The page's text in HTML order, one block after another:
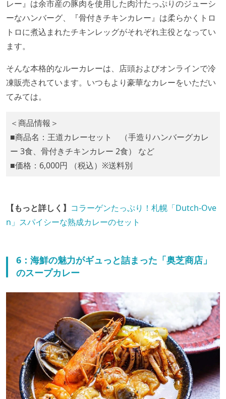
レー』は余市産の豚肉を使用した肉汁たっぷりのジューシ
ーなハンバーグ、『骨付きチキンカレー』は柔らかくトロ
トロに煮込まれたチキンレッグがそれぞれ主役となってい
ます。
そんな本格的なルーカレーは、店頭およびオンラインで冷
凍販売されています。いつもより豪華なカレーをいただい
てみては。
＜商品情報＞
■商品名：王道カレーセット （手造りハンバーグカレ
ー 3食、骨付きチキンカレー 2食） など
■価格：6,000円 （税込）※送料別
【もっと詳しく】 コラーゲンたっぷり！札幌「Dutch-Ove
n」スパイシーな熟成カレーのセット
6：海鮮の魅力がギュっと詰まった「奥芝商店」
のスープカレー